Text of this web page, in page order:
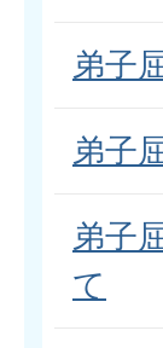
弟子
弟子
弟子
て